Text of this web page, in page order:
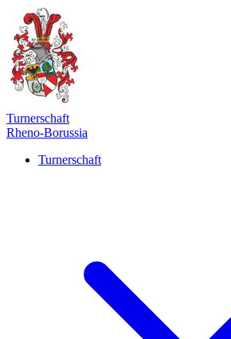
Turnerschaft
Rheno-Borussia
Turnerschaft